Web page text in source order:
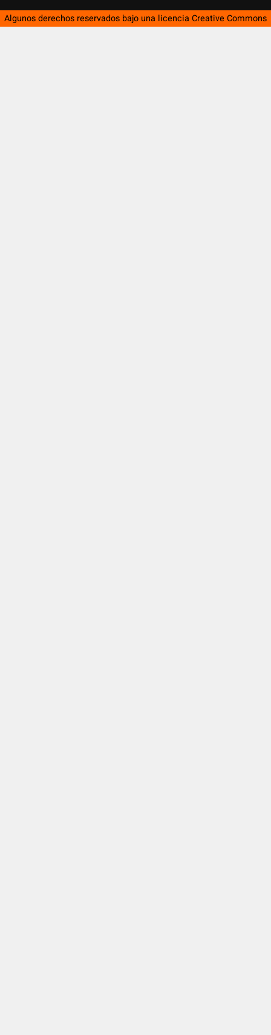
Algunos derechos reservados bajo una licencia Creative Commons